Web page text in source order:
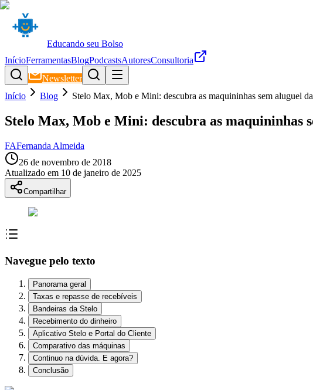
Educando seu Bolso
InícioFerramentasBlogPodcastsAutoresConsultoria
Newsletter
Início
Blog Stelo Max, Mob e Mini: descubra as maquininhas sem aluguel
Stelo Max, Mob e Mini: descubra as maquininhas
FAFernanda Almeida
26 de novembro de 2018
Atualizado em 10 de janeiro de 2025
Compartilhar
Navegue pelo texto
Panorama geral
Taxas e repasse de recebíveis
Bandeiras da Stelo
Recebimento do dinheiro
Aplicativo Stelo e Portal do Cliente
Comparativo das máquinas
Continuo na dúvida. E agora?
Conclusão